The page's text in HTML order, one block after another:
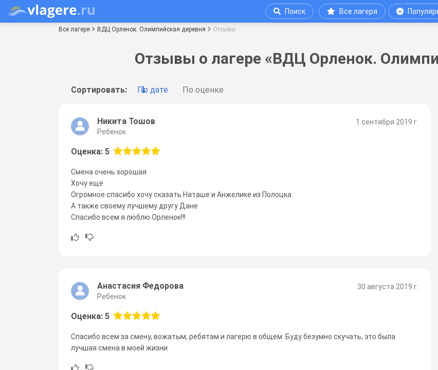
Поиск Все лагеря
Все лагеря ВДЦ Орленок. Олимпийская деревня Отзывы
Отзывы о лагере «ВДЦ Орленок.
Сортировать: По дате По оценке
1 сентября 2019 г.
Никита Тошов
Ребенок
Оценка: 5
Смена очень хорошая
Хочу ещё
Огромное спасибо хочу сказать Наташе и Анжелике из Полоцка
А также своему лучшему другу Дане
Спасибо всем я люблю Орленок!!!
30 августа 2019 г.
Анастасия Федорова
Ребенок
Оценка: 5
Спасибо всем за смену, вожатым, ребятам и лагерю в общем. Буду безумно скучать, это была
лучшая смена в моей жизни